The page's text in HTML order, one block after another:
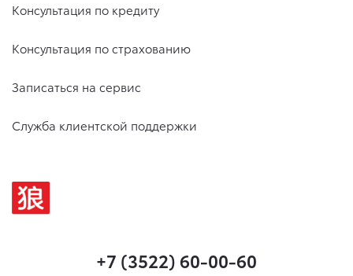
Консультация по кредиту
Консультация по страхованию
Записаться на сервис
Служба клиентской поддержки
+7 (3522) 60-00-60